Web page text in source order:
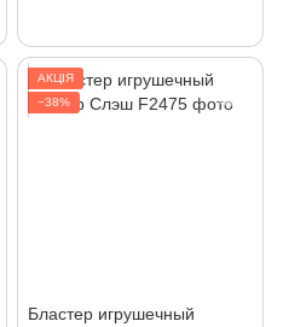
АКЦІЯ
−38%
Бластер игрушечный